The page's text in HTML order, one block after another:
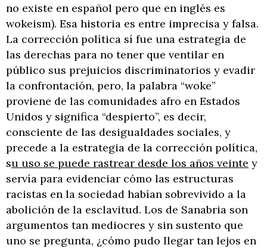
no existe en español pero que en inglés es
wokeism). Esa historia es entre imprecisa y falsa.
La corrección política sí fue una estrategia de
las derechas para no tener que ventilar en
público sus prejuicios discriminatorios y evadir
la confrontación, pero, la palabra “woke”
proviene de las comunidades afro en Estados
Unidos y significa “despierto”, es decir,
consciente de las desigualdades sociales, y
precede a la estrategia de la corrección política,
su uso se puede rastrear desde los años veinte y
servía para evidenciar cómo las estructuras
racistas en la sociedad habían sobrevivido a la
abolición de la esclavitud. Los de Sanabria son
argumentos tan mediocres y sin sustento que
uno se pregunta, ¿cómo pudo llegar tan lejos en